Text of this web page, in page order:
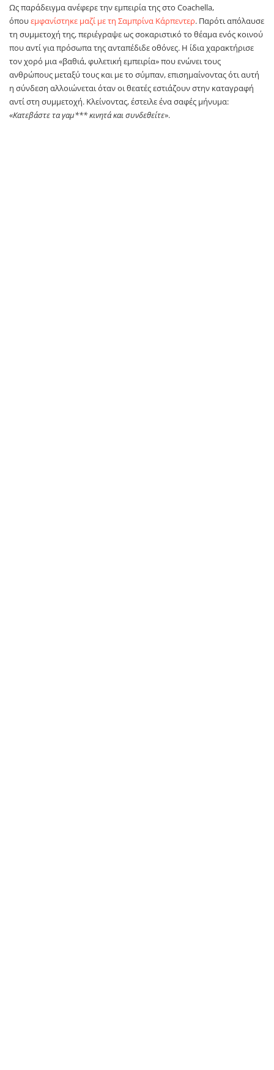
Ως παράδειγμα ανέφερε την εμπειρία της στο Coachella,
όπουεμφανίστηκε μαζί με τη Σαμπρίνα Κάρπεντερ. Παρότι απόλαυσε
τη συμμετοχή της, περιέγραψε ως σοκαριστικό το θέαμα ενός κοινού
που αντί για πρόσωπα της ανταπέδιδε οθόνες. Η ίδια χαρακτήρισε
τον χορό μια «βαθιά, φυλετική εμπειρία» που ενώνει τους
ανθρώπους μεταξύ τους και με το σύμπαν, επισημαίνοντας ότι αυτή
η σύνδεση αλλοιώνεται όταν οι θεατές εστιάζουν στην καταγραφή
αντί στη συμμετοχή. Κλείνοντας, έστειλε ένα σαφές μήνυμα:
«Κατεβάστε τα γαμ*** κινητά και συνδεθείτε».